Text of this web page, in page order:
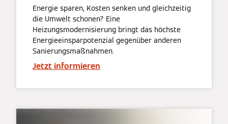
Energie sparen, Kosten senken und gleichzeitig
die Umwelt schonen? Eine
Heizungsmodernisierung bringt das höchste
Energieeinsparpotenzial gegenüber anderen
Sanierungsmaßnahmen.
Jetzt informieren